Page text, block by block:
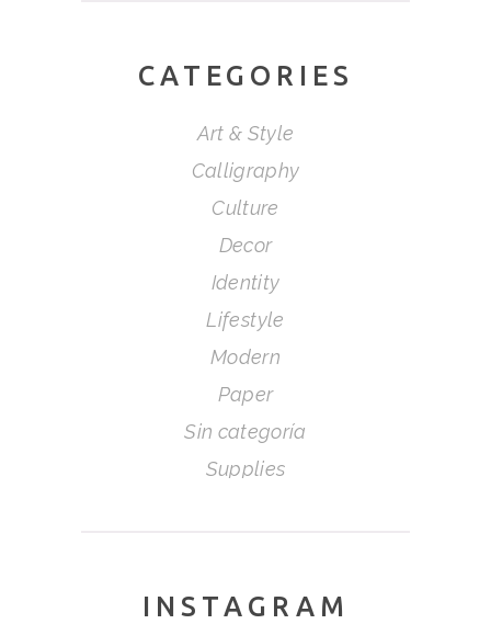
CATEGORIES
Art & Style
Calligraphy
Culture
Decor
Identity
Lifestyle
Modern
Paper
Sin categoría
Supplies
INSTAGRAM